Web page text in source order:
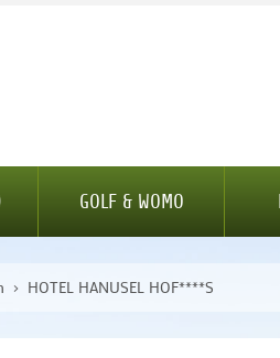
GOLF & WOMO
HOTEL HANUSEL HOF****S